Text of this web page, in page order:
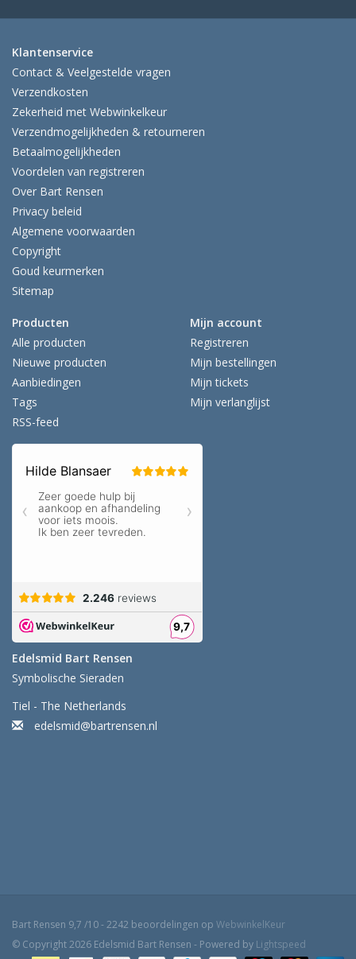
Klantenservice
Contact & Veelgestelde vragen
Verzendkosten
Zekerheid met Webwinkelkeur
Verzendmogelijkheden & retourneren
Betaalmogelijkheden
Voordelen van registreren
Over Bart Rensen
Privacy beleid
Algemene voorwaarden
Copyright
Goud keurmerken
Sitemap
Producten
Alle producten
Nieuwe producten
Aanbiedingen
Tags
RSS-feed
Mijn account
Registreren
Mijn bestellingen
Mijn tickets
Mijn verlanglijst
Edelsmid Bart Rensen
Symbolische Sieraden
Tiel - The Netherlands
edelsmid@bartrensen.nl
Bart Rensen 9,7 /10-2242 beoordelingen op WebwinkelKeur
© Copyright 2026 Edelsmid Bart Rensen - Powered by Lightspeed